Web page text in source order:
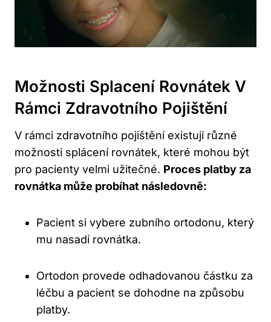
Možnosti Splacení Rovnátek V
Rámci Zdravotního Pojištění
V rámci zdravotního pojištění existují různé
možnosti splácení rovnátek, které mohou být
pro pacienty velmi užitečné. Proces platby za
rovnátka může probíhat následovně:
Pacient si vybere zubního ortodonu, který
mu nasadí rovnátka.
Ortodon provede odhadovanou částku za
léčbu a pacient se dohodne na způsobu
platby.